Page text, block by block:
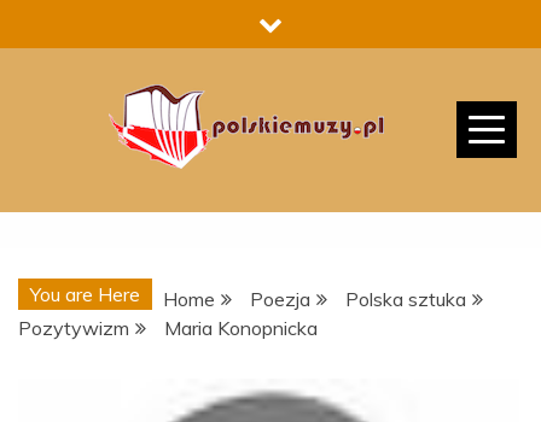
to
You are Here Home Poezja
Polska sztuka
Pozytywizm
Maria Konopnicka